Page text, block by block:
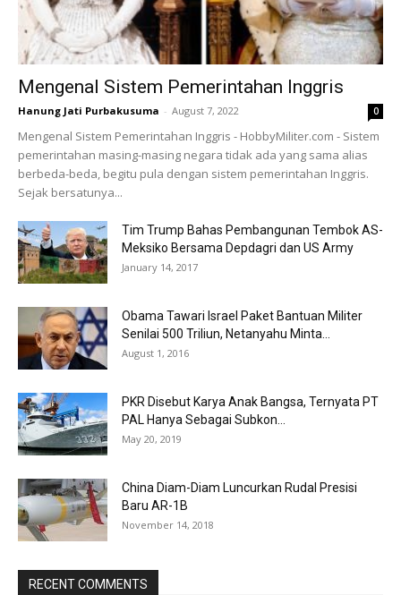
Mengenal Sistem Pemerintahan Inggris
Hanung Jati Purbakusuma - August 7, 2022 0
Mengenal Sistem Pemerintahan Inggris - HobbyMiliter.com - Sistem
pemerintahan masing-masing negara tidak ada yang sama alias
berbeda-beda, begitu pula dengan sistem pemerintahan Inggris.
Sejak bersatunya...
Tim Trump Bahas Pembangunan Tembok AS-
Meksiko Bersama Depdagri dan US Army
January 14, 2017
Obama Tawari Israel Paket Bantuan Militer
Senilai 500 Triliun, Netanyahu Minta...
August 1, 2016
PKR Disebut Karya Anak Bangsa, Ternyata PT
PAL Hanya Sebagai Subkon...
May 20, 2019
China Diam-Diam Luncurkan Rudal Presisi
Baru AR-1B
November 14, 2018
RECENT COMMENTS